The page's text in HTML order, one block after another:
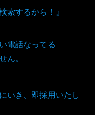
検索するから！』
電話なってる
。
いき、即採用いたし